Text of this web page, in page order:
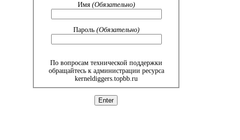
Имя (Обязательно)
Пароль (Обязательно)
По вопросам технической поддержки
обращайтесь к администрации ресурса
kerneldiggers.topbb.ru